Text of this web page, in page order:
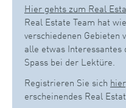
Hier gehts zum Real
Real Estate Team hat
verschiedenen
alle etwas Interessantes
Spass bei der Lektüre.
Registrieren Sie sich hier
erscheinendes Real